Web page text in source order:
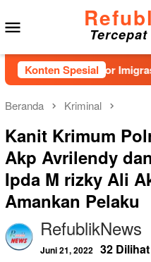
ke
konten
Konten Spesial
Kantor Imigrasi Sibolga,
Beranda Kriminal
Kanit Krimum
Akp Avrilendy
Ipda M rizky Ali
Amankan Pelaku
RefublikNews
Juni 21, 2022 32 Dilihat